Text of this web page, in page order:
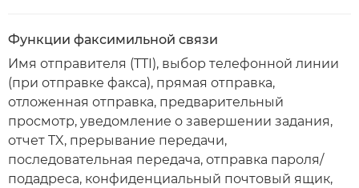
Функции факсимильной связи
Имя отправителя (TTI), выбор телефонной линии
(при отправке факса), прямая отправка,
отложенная отправка, предварительный
просмотр, уведомление о завершении задания,
отчет TX, прерывание передачи,
последовательная передача, отправка пароля/
подадреса, конфиденциальный почтовый ящик,